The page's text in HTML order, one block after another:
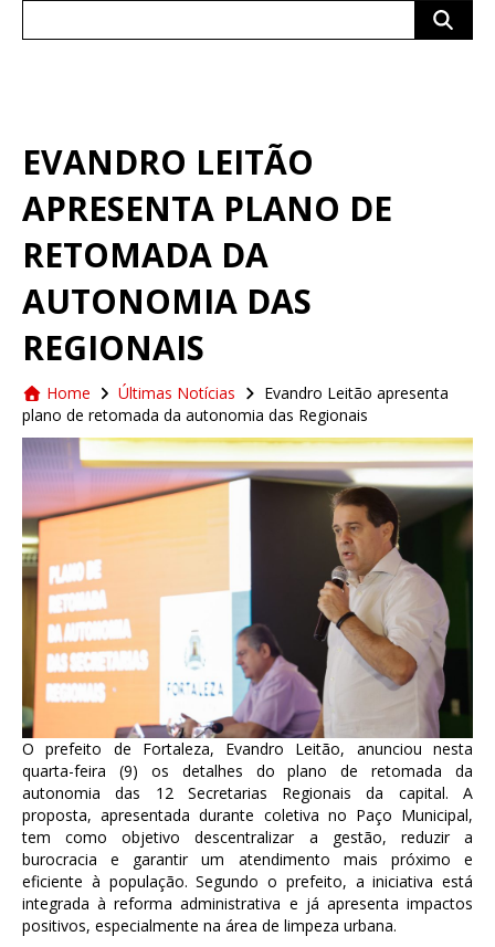
EVANDRO LEITÃO
APRESENTA PLANO DE
RETOMADA DA
AUTONOMIA DAS
REGIONAIS
Home Últimas Notícias
Evandro Leitão apresenta
plano de retomada da autonomia das Regionais
O prefeito de Fortaleza, Evandro Leitão, anunciou nesta
quarta-feira (9) os detalhes do plano de retomada da
autonomia das 12 Secretarias Regionais da capital. A
proposta, apresentada durante coletiva no Paço Municipal,
tem como objetivo descentralizar a gestão, reduzir a
burocracia e garantir um atendimento mais próximo e
eficiente à população. Segundo o prefeito, a iniciativa está
integrada à reforma administrativa e já apresenta impactos
positivos, especialmente na área de limpeza urbana.